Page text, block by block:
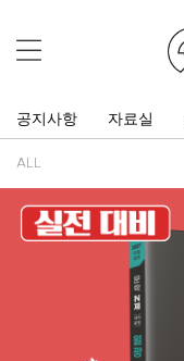
공지사항 자료실
ALL